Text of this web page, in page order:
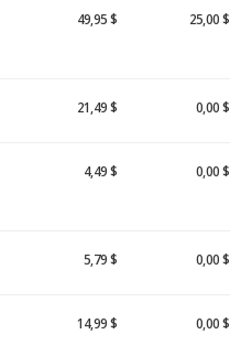
49,95 $ 25,00 $
21,49 $ 0,00 $
4,49 $ 0,00 $
5,79 $ 0,00 $
14,99 $ 0,00 $